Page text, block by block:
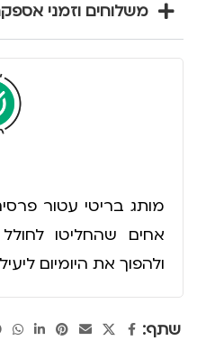
משלוחים וזמני
אחים שהחליטו
ולהפוך את היומיום
שתף: